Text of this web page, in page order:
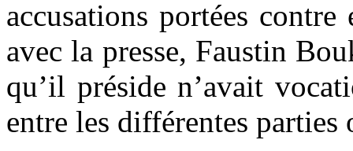
accusations portées
avec la presse, Faustin
qu’il préside n’avait
entre les différentes parties